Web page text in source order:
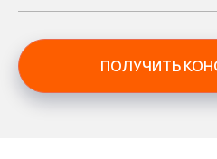
ПОЛУЧИТЬ